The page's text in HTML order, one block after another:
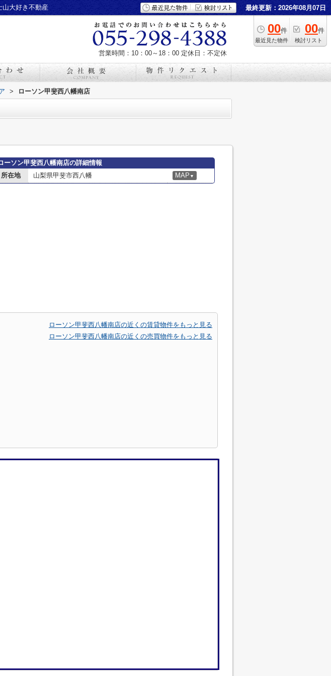
山大好き不動産 最終更新：2026年08月07日
00件
最近見た物件
00件
検討リスト
営業時間：10：00～18：00 定休日：不定休
> ローソン甲斐西八幡南店
ーソン甲斐西八幡南店の詳細情報
所在地
山梨県甲斐市西八幡 MAP ▼
ローソン甲斐西八幡南店の近くの賃貸物件をもっと見る
ローソン甲斐西八幡南店の近くの売買物件をもっと見る